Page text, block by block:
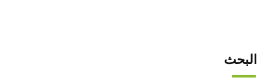
البحث